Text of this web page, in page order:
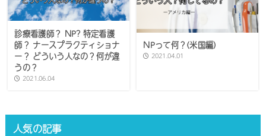
診療看護師？ NP? 特定看護
師？ ナースプラクティショナ
ー？ どういう人なの？何が違
うの？
2021.06.04
NPって何？(米国編)
2021.04.01
人気の記事